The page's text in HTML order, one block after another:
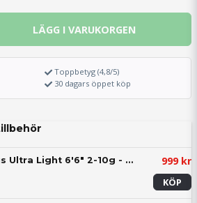
LÄGG I VARUKORGEN
Toppbetyg (4,8/5)
30 dagars öppet köp
Utklasad Lupus Ultra Light 6'6" 2-10g - Haspel 999 kr
KÖP